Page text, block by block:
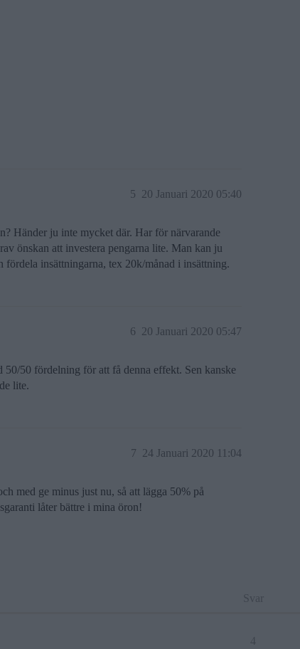
20 Januari 2020 05:40
5
Händer ju inte mycket där. Har för närvarande
önskan att investera pengarna lite. Man kan ju
fördela insättningarna, tex 20k/månad i insättning.
20 Januari 2020 05:47
6
50/50 fördelning för att få denna effekt. Sen kanske
lite.
24 Januari 2020 11:04
7
med ge minus just nu, så att lägga 50% på
låter bättre i mina öron!
Svar
4